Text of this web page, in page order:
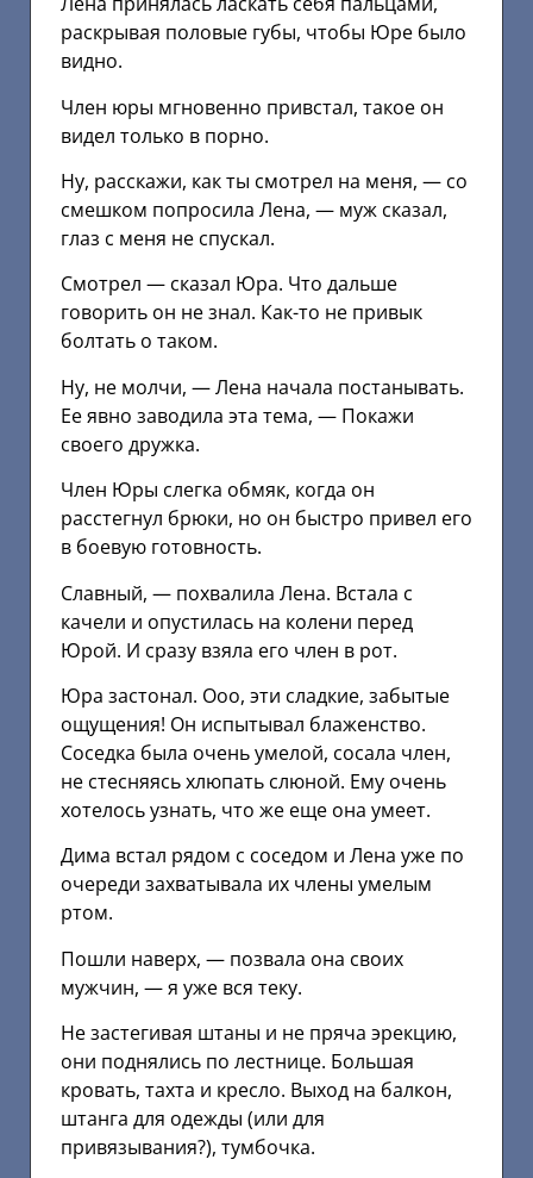
раскрывая половые губы, чтобы Юре было
видно.
Член юры мгновенно привстал, такое он
видел только в порно.
Ну, расскажи, как ты смотрел на меня, — со
смешком попросила Лена, — муж сказал,
глаз с меня не спускал.
Смотрел — сказал Юра. Что дальше
говорить он не знал. Как-то не привык
болтать о таком.
Ну, не молчи, — Лена начала постанывать.
Ее явно заводила эта тема, — Покажи
своего дружка.
Член Юры слегка обмяк, когда он
расстегнул брюки, но он быстро привел его
в боевую готовность.
Славный, — похвалила Лена. Встала с
качели и опустилась на колени перед
Юрой. И сразу взяла его член в рот.
Юра застонал. Ооо, эти сладкие, забытые
ощущения! Он испытывал блаженство.
Соседка была очень умелой, сосала член,
не стесняясь хлюпать слюной. Ему очень
хотелось узнать, что же еще она умеет.
Дима встал рядом с соседом и Лена уже по
очереди захватывала их члены умелым
ртом.
Пошли наверх, — позвала она своих
мужчин, — я уже вся теку.
Не застегивая штаны и не пряча эрекцию,
они поднялись по лестнице. Большая
кровать, тахта и кресло. Выход на балкон,
штанга для одежды (или для
привязывания?), тумбочка.